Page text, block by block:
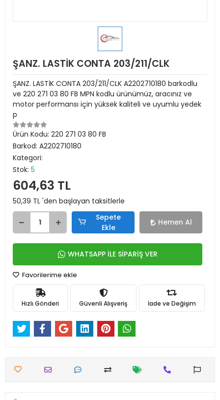
ŞANZ. LASTİK CONTA 203/211/CLK
ŞANZ. LASTİK CONTA 203/211/CLK A2202710180 barkodlu
ve 220 271 03 80 FB MPN kodlu ürünümüz, aracınız ve
motor performansı için yüksek kaliteli ve uyumlu yedek
p
Ürün Kodu: 220 271 03 80 FB
Barkod: A2202710180
Kategori:
Stok: 5
604,63 TL
50,39 TL 'den başlayan taksitlerle
Sepete
Ekle
Hemen Al
WHATSAPP İLE SİPARİŞ VER
Favorilerime ekle
Hızlı Gönderi Güvenli Alışveriş İade ve Değişim